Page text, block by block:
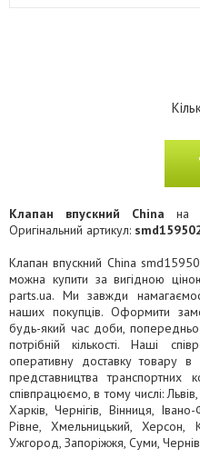
Клапан впускний China на
Оригінальний артикул:
Клапан впускний China
можна купити за вигідною
parts.ua. Ми завжди
наших покупців. Оформити
будь-який час доби,
потрібній кількості. Наші
оперативну доставку товару
представництва транспортних
співпрацюємо, в тому числі:
Харків, Чернігів, Вінниця,
Рівне, Хмельницький, Херсон,
Ужгород, Запоріжжя, Суми,